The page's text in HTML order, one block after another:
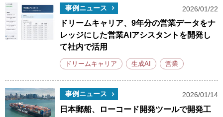
事例ニュース 2026/01/22
ドリームキャリア、9年分の営業データをナ
レッジにした営業AIアシスタントを開発し
て社内で活用
ドリームキャリア 生成AI 営業
事例ニュース 2026/01/14
日本郵船、ローコード開発ツールで開発工